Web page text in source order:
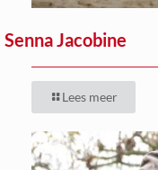
Senna Jacobine
Lees meer